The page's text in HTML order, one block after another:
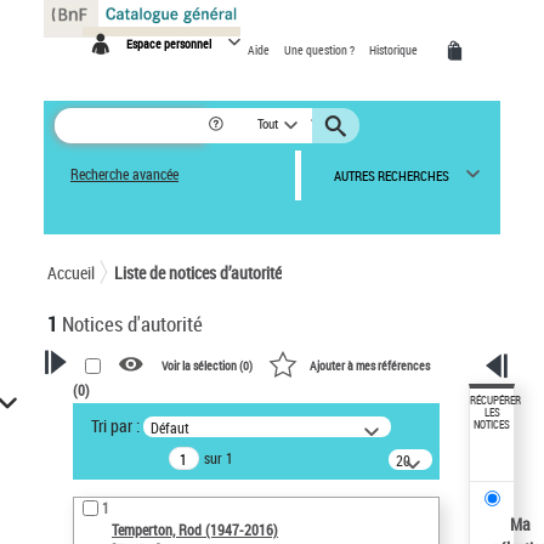
Espace personnel Aide Une question ? Historique
Tout
Recherche avancée AUTRES RECHERCHES
Accueil Liste de notices d’autorité
1 Notices d'autorité
VOTRE RECHERCHE
Recherche avancée dans les
notices d’autorité
Œuvres liées à l'auteur :
Temperton, Rod (1947-2016)
Voir la sélection (0) Ajouter à mes références
(0)
Tri par : Défaut
sur 1
20
résultats/page
1
Temperton, Rod (1947-2016)
RÉCUPÉRER
LES
NOTICES
Ma
Panneau de gestion des cookies